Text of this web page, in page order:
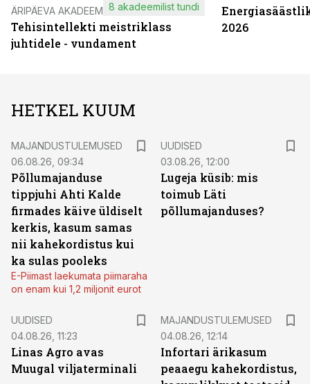
ÄRIPÄEVA AKADEEMIA
Tehisintellekti meistriklass
juhtidele - vundament
8 akadeemilist tundi
2026
HETKEL KUUM
MAJANDUSTULEMUSED
06.08.26, 09:34
Põllumajanduse
tippjuhi Ahti Kalde
firmades käive üldiselt
kerkis, kasum samas
nii kahekordistus kui
ka sulas pooleks
E-Piimast laekumata piimaraha
on enam kui 1,2 miljonit eurot
UUDISED
03.08.26, 12:00
Lugeja küsib: mis
toimub Läti
põllumajanduses?
UUDISED
04.08.26, 11:23
Linas Agro avas
Muugal viljaterminali
MAJANDUSTULEMUSED
04.08.26, 12:14
Infortari ärikasum
peaaegu kahekordistus,